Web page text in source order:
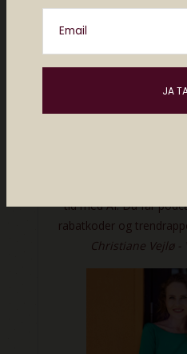
Email
mobilfri zoner i
soveværelset og
tidsrum i de sidste to
man går i seng.